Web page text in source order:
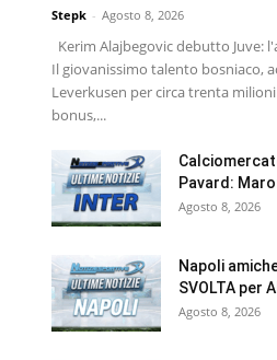
Stepk - Agosto 8, 2026
Kerim Alajbegovic debutto Juve:
Il giovanissimo talento bosniaco,
Leverkusen per circa trenta
bonus,...
Pavard:
Agosto 8, 2026
Napoli
SVOLTA per
Agosto 8, 2026